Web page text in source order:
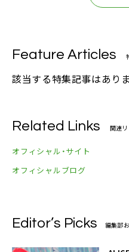
Feature Articles
該当する特集記事はあり
Related Links 関連
オフィシャル・サイト
オフィシャルブログ
Editor’s Picks 編集部